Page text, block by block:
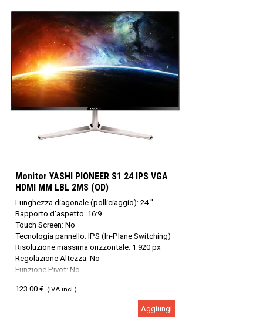
Monitor YASHI PIONEER S1 24 IPS VGA
HDMI MM LBL 2MS (OD)
Lunghezza diagonale (polliciaggio): 24 ''
Rapporto d'aspetto: 16:9
Touch Screen: No
Tecnologia pannello: IPS (In-Plane Switching)
Risoluzione massima orizzontale: 1.920 px
Regolazione Altezza: No
Funzione Pivot: No
123.00 € (IVA incl.)
Aggiungi